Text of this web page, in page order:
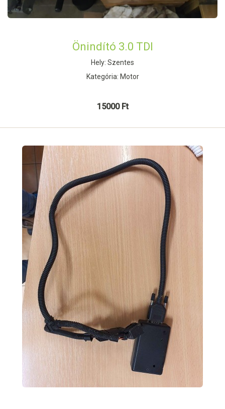
Önindító 3.0 TDI
Hely: Szentes
Kategória: Motor
15000 Ft